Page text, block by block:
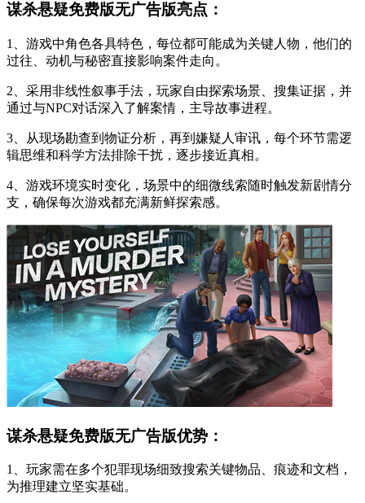
谋杀悬疑免费版无广告版亮点：
1、游戏中角色各具特色，每位都可能成为关键人物，他们的
过往、动机与秘密直接影响案件走向。
2、采用非线性叙事手法，玩家自由探索场景、搜集证据，并
通过与NPC对话深入了解案情，主导故事进程。
3、从现场勘查到物证分析，再到嫌疑人审讯，每个环节需逻
辑思维和科学方法排除干扰，逐步接近真相。
4、游戏环境实时变化，场景中的细微线索随时触发新剧情分
支，确保每次游戏都充满新鲜探索感。
谋杀悬疑免费版无广告版优势：
1、玩家需在多个犯罪现场细致搜索关键物品、痕迹和文档，
为推理建立坚实基础。